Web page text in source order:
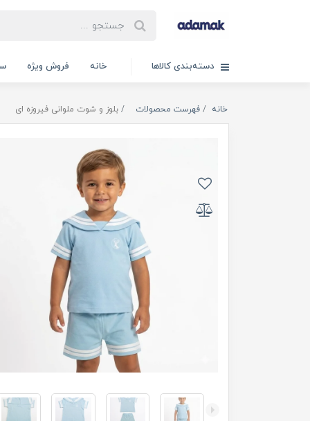
دسته‌بندی کالاها خانه فروش ویژه
خانه فهرست محصولات بلوز و شوت ملوانی فیروزه ای